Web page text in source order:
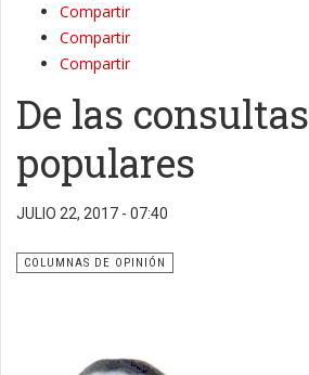
Compartir
Compartir
Compartir
De las consultas
populares
JULIO 22, 2017 - 07:40
COLUMNAS DE OPINIÓN